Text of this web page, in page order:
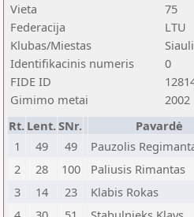
Vieta
75
Federacija
LTU
Klubas/Miestas
Identifikacinis numeris
0
FIDE ID
Gimimo metai
2002
Rt. Lent.SNr. Pavardė
1
49 49 Pauzolis
2
28 100 Paliusis Rimantas
3
14 23 Klabis Rokas